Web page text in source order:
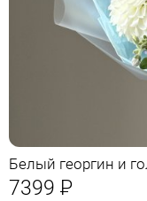
Белый георгин и
7399 Р